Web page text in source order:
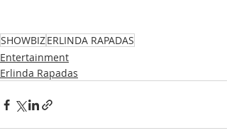
SHOWBIZERLINDA RAPADAS
Entertainment
Erlinda Rapadas